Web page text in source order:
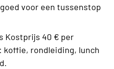
voor een tussenstop
Kostprijs 40 € per
koffie, rondleiding, lunch